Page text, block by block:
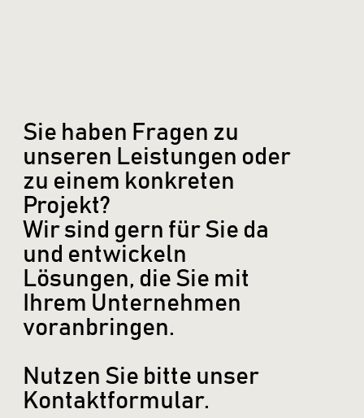
Sie haben Fragen zu
unseren Leistungen oder
zu einem konkreten
Projekt?
Wir sind gern für Sie da
und entwickeln
Lösungen, die Sie mit
Ihrem Unternehmen
voranbringen.
Nutzen Sie bitte unser
Kontaktformular.